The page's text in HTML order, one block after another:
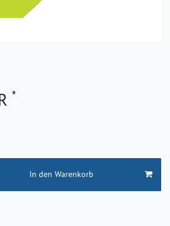
*
In den Warenkorb